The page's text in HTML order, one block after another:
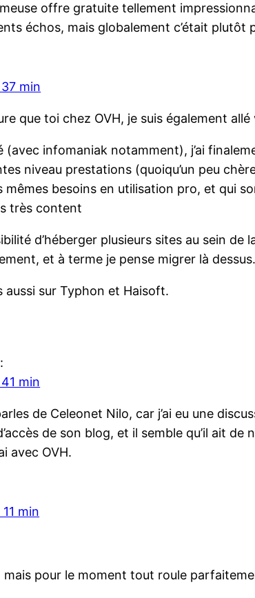
offre gratuite tellement
échos, mais globalement c’était
min
que toi chez OVH, je suis également
(avec infomaniak notamment), j’ai
niveau prestations (quoiqu’un peu
mêmes besoins en utilisation pro, et qui
très content
d’héberger plusieurs sites au sein
et à terme je pense migrer là dessus.
sur Typhon et Haisoft.
min
de Celeonet Nilo, car j’ai eu une
de son blog, et il semble qu’il ait
avec OVH.
min
pour le moment tout roule